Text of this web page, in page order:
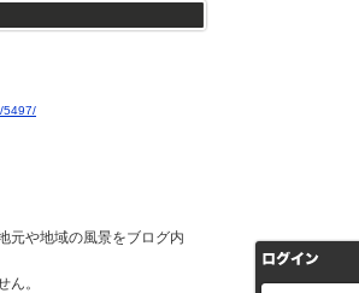
5497/
元や地域の風景をブログ内
ん。